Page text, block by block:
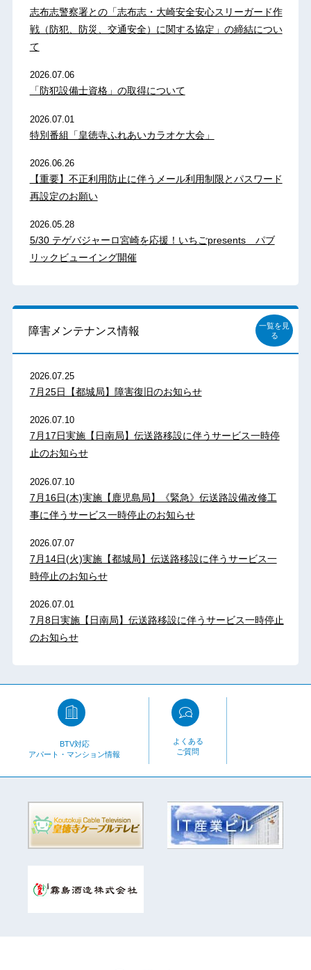
志布志警察署との「志布志・大崎安全安心スリーガード作
戦（防犯、防災、交通安全）に関する協定」の締結につい
て
2026.07.06
「防犯設備士資格」の取得について
2026.07.01
特別番組「皇徳寺ふれあいカラオケ大会」
2026.06.26
【重要】不正利用防止に伴うメール利用制限とパスワード
再設定のお願い
2026.05.28
5/30 テゲバジャーロ宮崎を応援！いちごpresents パブ
リックビューイング開催
障害メンテナンス情報
一覧を見
る
2026.07.25
7月25日【都城局】障害復旧のお知らせ
2026.07.10
7月17日実施【日南局】伝送路移設に伴うサービス一時停
止のお知らせ
2026.07.10
7月16日(木)実施【鹿児島局】《緊急》伝送路設備改修工
事に伴うサービス一時停止のお知らせ
2026.07.07
7月14日(火)実施【都城局】伝送路移設に伴うサービス一
時停止のお知らせ
2026.07.01
7月8日実施【日南局】伝送路移設に伴うサービス一時停止
のお知らせ
BTV対応
アパート・マンション情報
よくある
ご質問